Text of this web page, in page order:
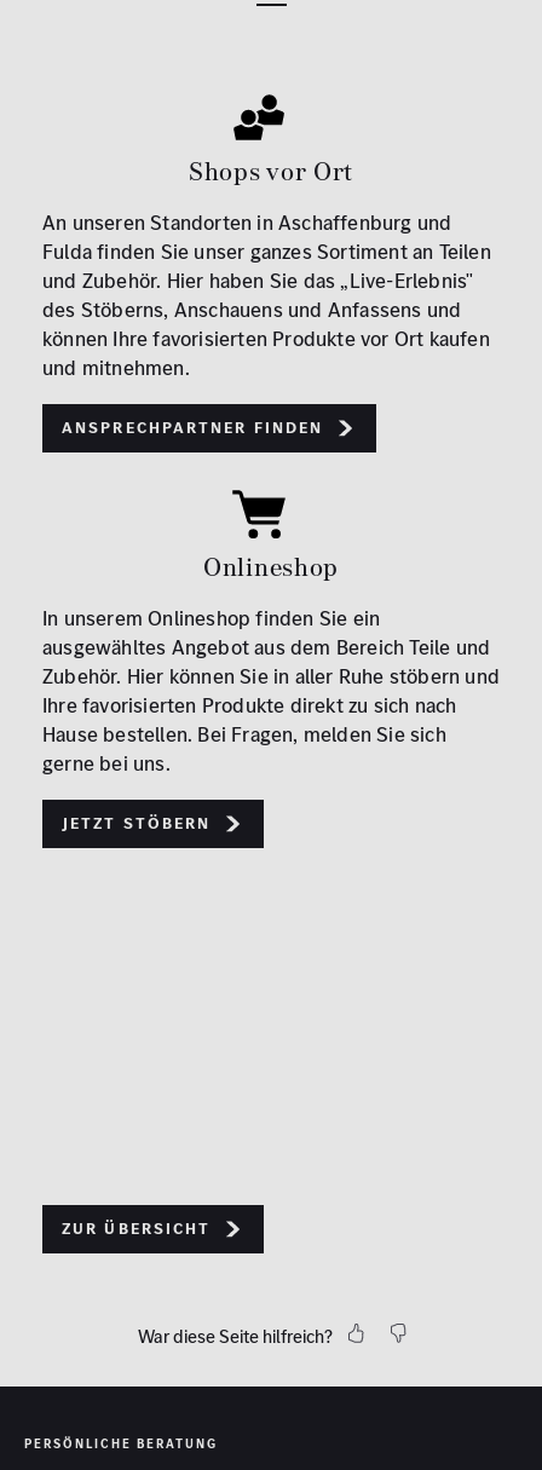
Shops vor Ort
An unseren Standorten in Aschaffenburg und
Fulda finden Sie unser ganzes Sortiment an Teilen
und Zubehör. Hier haben Sie das „Live-Erlebnis"
des Stöberns, Anschauens und Anfassens und
können Ihre favorisierten Produkte vor Ort kaufen
und mitnehmen.
Ansprechpartner finden
Onlineshop
In unserem Onlineshop finden Sie ein
ausgewähltes Angebot aus dem Bereich Teile und
Zubehör. Hier können Sie in aller Ruhe stöbern und
Ihre favorisierten Produkte direkt zu sich nach
Hause bestellen. Bei Fragen, melden Sie sich
gerne bei uns.
Jetzt stöbern
Zur Übersicht
War diese Seite hilfreich?
PERSÖNLICHE BERATUNG